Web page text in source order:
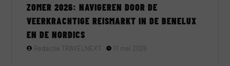
ZOMER 2026: NAVIGEREN DOOR DE
VEERKRACHTIGE REISMARKT IN DE BENELUX
EN DE NORDICS
Redactie TRAVELNEXT 11 mei 2026